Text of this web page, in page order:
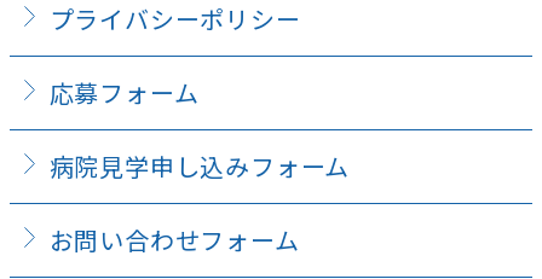
プライバシーポリシー
応募フォーム
病院見学申し込みフォーム
お問い合わせフォーム